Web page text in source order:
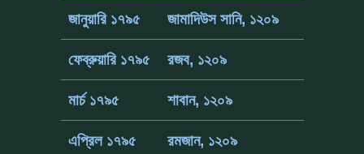
জানুয়ারি ১৭৯৫ জামাদিউস সানি, ১২০৯
ফেব্রুয়ারি ১৭৯৫ রজব, ১২০৯
মার্চ ১৭৯৫ শাবান, ১২০৯
এপ্রিল ১৭৯৫ রমজান, ১২০৯